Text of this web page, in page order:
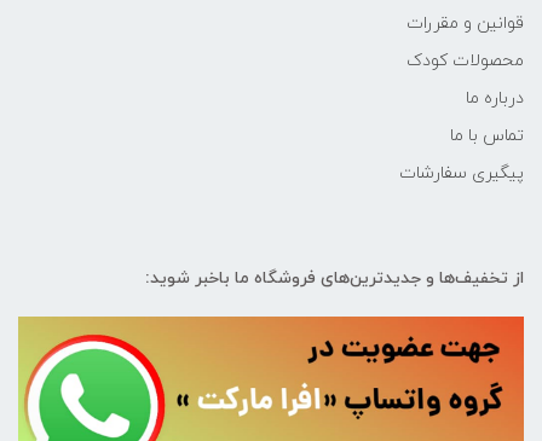
قوانین و مقررات
محصولات کودک
درباره ما
تماس با ما
پیگیری سفارشات
از تخفیف‌ها و جدیدترین‌های فروشگاه ما باخبر شوید: